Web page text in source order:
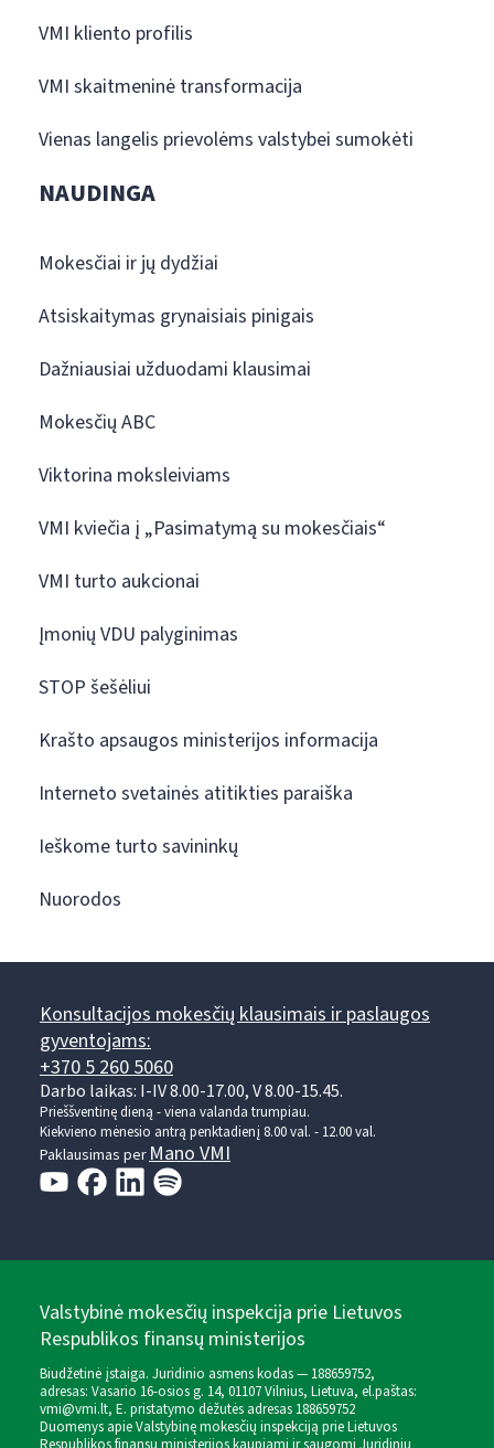
VMI kliento profilis
VMI skaitmeninė transformacija
Vienas langelis prievolėms valstybei sumokėti
NAUDINGA
Mokesčiai ir jų dydžiai
Atsiskaitymas grynaisiais pinigais
Dažniausiai užduodami klausimai
Mokesčių ABC
Viktorina moksleiviams
VMI kviečia į „Pasimatymą su mokesčiais“
VMI turto aukcionai
Įmonių VDU palyginimas
STOP šešėliui
Krašto apsaugos ministerijos informacija
Interneto svetainės atitikties paraiška
Ieškome turto savininkų
Nuorodos
Konsultacijos mokesčių klausimais ir paslaugos
gyventojams:
+370 5 260 5060
Darbo laikas: I-IV 8.00-17.00, V 8.00-15.45.
Prieššventinę dieną - viena valanda trumpiau.
Kiekvieno mėnesio antrą penktadienį 8.00 val. - 12.00 val.
Paklausimas perMano VMI
Valstybinė mokesčių inspekcija prie Lietuvos
Respublikos finansų ministerijos
Biudžetinė įstaiga. Juridinio asmens kodas — 188659752,
adresas: Vasario 16-osios g. 14, 01107 Vilnius, Lietuva, el.paštas:
vmi@vmi.lt, E. pristatymo dėžutės adresas 188659752
Duomenys apie Valstybinę mokesčių inspekciją prie Lietuvos